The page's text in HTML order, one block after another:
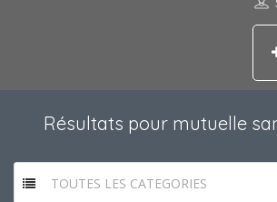
Résultats pour mutuelle
TOUTES LES CATEGORIES